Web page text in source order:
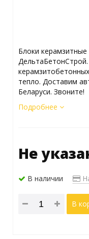
Блоки
тепло. Доставим
Беларуси. Звоните!
Подробнее
Не
В наличии
В